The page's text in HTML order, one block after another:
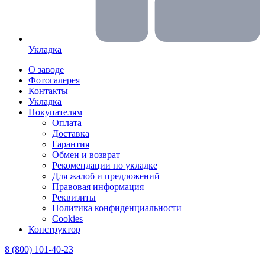
Укладка
О заводе
Фотогалерея
Контакты
Укладка
Покупателям
Оплата
Доставка
Гарантия
Обмен и возврат
Рекомендации по укладке
Для жалоб и предложений
Правовая информация
Реквизиты
Политика конфиденциальности
Cookies
Конструктор
8 (800) 101-40-23